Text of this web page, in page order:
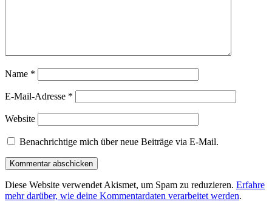
Name *
E-Mail-Adresse *
Website
Benachrichtige mich über neue Beiträge via E-Mail.
Diese Website verwendet Akismet, um Spam zu reduzieren. Erfahre
mehr darüber, wie deine Kommentardaten verarbeitet werden.